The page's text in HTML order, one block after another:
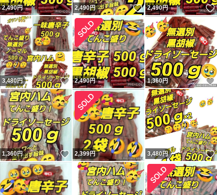
2,490円 2,490円 いいね！
2,490円
3,480円 いいね！
2,490円 1,360円
1,360円 いいね！
2,399円 3,480円